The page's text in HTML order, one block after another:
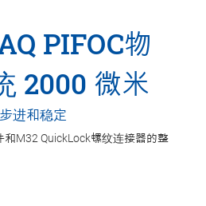
PIFOC物
2000 微米
进和稳定
M32 QuickLock螺纹连接器的整